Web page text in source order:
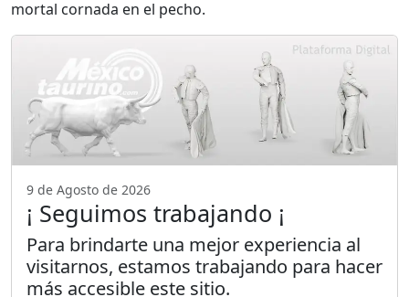
mortal cornada en el pecho.
9 de Agosto de 2026
¡ Seguimos trabajando ¡
Para brindarte una mejor experiencia al
visitarnos, estamos trabajando para hacer
más accesible este sitio.